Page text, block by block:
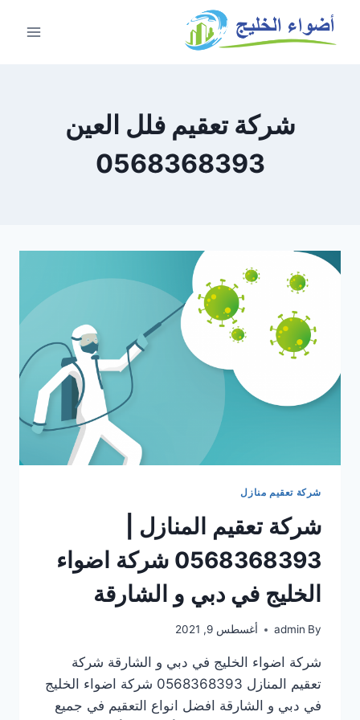
شركة تعقيم فلل العين
0568368393
شركة تعقيم منازل
شركة تعقيم المنازل |
0568368393 شركة اضواء
الخليج في دبي و الشارقة
By
admin أغسطس 9, 2021
شركة اضواء الخليج في دبي و الشارقة شركة
تعقيم المنازل 0568368393 شركة اضواء الخليج
في دبي و الشارقة افضل انواع التعقيم في جميع